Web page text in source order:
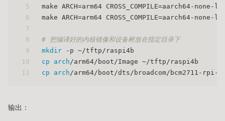
5
6
7
8
9
10
11
make ARCH=arm64 CROSS_COMPILE=aarch64-
make ARCH=arm64 CROSS_COMPILE=aarch64-
# 把编译好的内核镜像和设备树放在指定目录下
mkdir -p ~/tftp/raspi4b
cp
arch/arm64/boot/Image ~/tftp/raspi4b
cp
arch/arm64/boot/dts/broadcom/bcm2711-
输出：